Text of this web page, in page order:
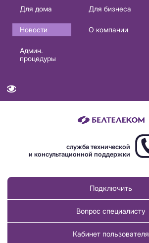
Основная
навигация
RU
Для дома Для бизнеса
Новости
О компании
Админ.
процедуры
служба технической
и консультационной поддержки
Подключить
Вопрос специалисту
Кабинет пользователя